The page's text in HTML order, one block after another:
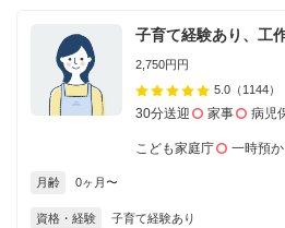
子育て経験あり、工
2,750円円
5.0 （1144）
30分送迎 家事 病児
こども家庭庁 一時預か
月齢 0ヶ月〜
資格・経験 子育て経験あり